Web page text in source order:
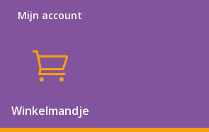
Mijn account

Winkelmandje